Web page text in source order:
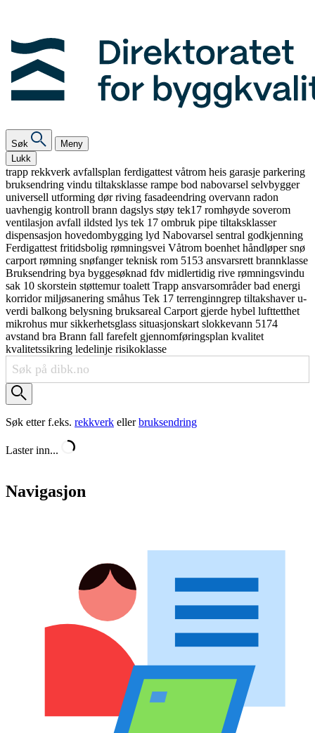
Søk
Meny
Lukk
trapp rekkverk avfallsplan ferdigattest våtrom heis garasje parkering
bruksendring vindu tiltaksklasse rampe bod nabovarsel selvbygger
universell utforming dørriving fasadeendring overvann radon
uavhengig kontroll brann dagslys støy tek17 romhøyde soverom
ventilasjon avfall ildsted lys tek 17 ombruk pipe tiltaksklasser
dispensasjon hovedombygging lyd Nabovarsel sentral godkjenning
Ferdigattest fritidsbolig rømningsvei Våtrom boenhet håndløpersnø
carport rømning snøfangerteknisk rom 5153 ansvarsrett brannklasse
Bruksendring bya byggesøknad fdv midlertidig rive rømningsvindu
sak 10 skorstein støttemurtoalett Trapp ansvarsområderbad energi
korridormiljøsanering småhus Tek 17 terrenginngrep tiltakshaveru-
verdi balkong belysning bruksareal Carport gjerde hybel lufttetthet
mikrohus mursikkerhetsglass situasjonskart slokkevann 5174
avstand bra Brann fall farefelt gjennomføringsplan kvalitet
kvalitetssikring ledelinje risikoklasse
Søk etter f.eks. rekkverk ellerbruksendring
Laster inn...
Navigasjon